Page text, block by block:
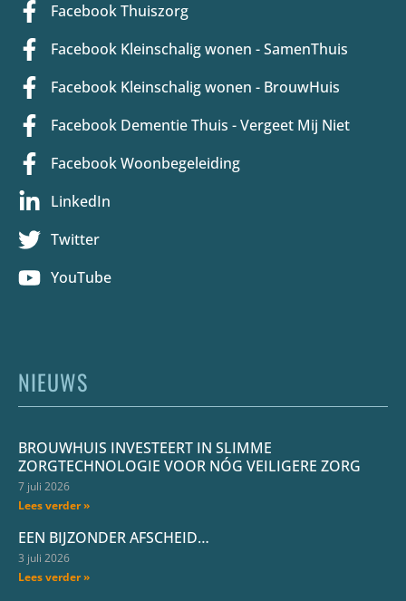
Facebook Thuiszorg
Facebook Kleinschalig wonen - SamenThuis
Facebook Kleinschalig wonen - BrouwHuis
Facebook Dementie Thuis - Vergeet Mij Niet
Facebook Woonbegeleiding
LinkedIn
Twitter
YouTube
NIEUWS
BROUWHUIS INVESTEERT IN SLIMME
ZORGTECHNOLOGIE VOOR NÓG VEILIGERE ZORG
7 juli 2026
Lees verder »
EEN BIJZONDER AFSCHEID…
3 juli 2026
Lees verder »